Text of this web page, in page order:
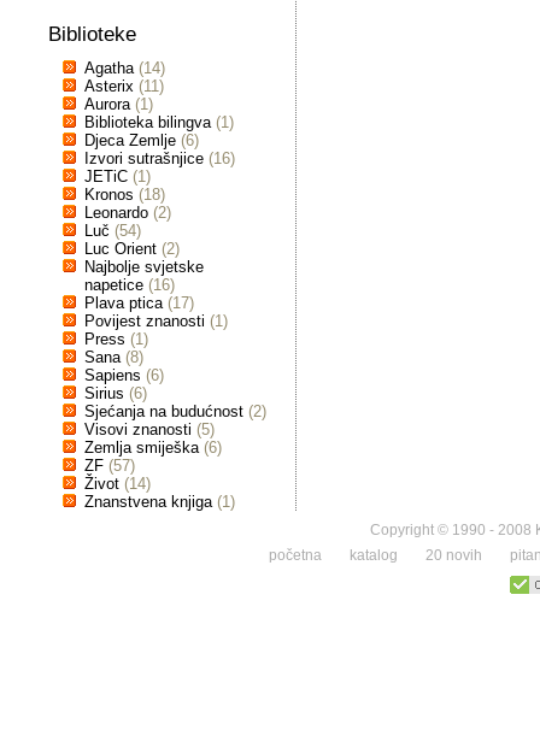
Biblioteke
Agatha (14)
Asterix (11)
Aurora (1)
Biblioteka bilingva (1)
Djeca Zemlje (6)
Izvori sutrašnjice (16)
JETiC (1)
Kronos (18)
Leonardo (2)
Luč (54)
Luc Orient (2)
Najbolje svjetske
napetice (16)
Plava ptica (17)
Povijest znanosti (1)
Press (1)
Sana (8)
Sapiens (6)
Sirius (6)
Sjećanja na budućnost (2)
Visovi znanosti (5)
Zemlja smiješka (6)
ZF (57)
Život (14)
Znanstvena knjiga (1)
Copyright © 1990 - 2008
početna
katalog 20 novih